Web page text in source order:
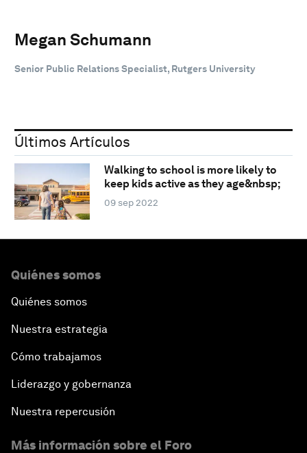
Megan Schumann
Senior Public Relations Specialist, Rutgers University
Últimos Artículos
Walking to school is more likely to
keep kids active as they age&nbsp;
09 sep 2022
Quiénes somos
Quiénes somos
Nuestra estrategia
Cómo trabajamos
Liderazgo y gobernanza
Nuestra repercusión
Más información sobre el Foro